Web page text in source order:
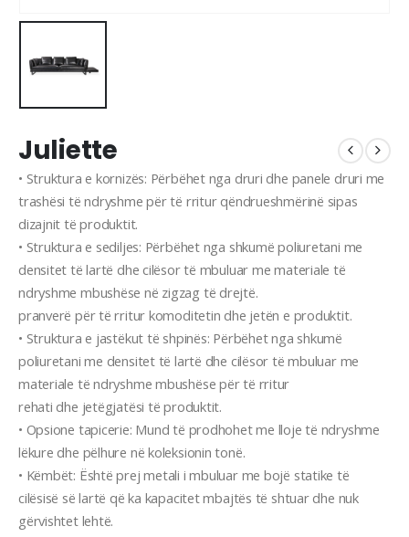
Juliette
• Struktura e kornizës: Përbëhet nga druri dhe panele druri me
trashësi të ndryshme për të rritur qëndrueshmërinë sipas
dizajnit të produktit.
• Struktura e sediljes: Përbëhet nga shkumë poliuretani me
densitet të lartë dhe cilësor të mbuluar me materiale të
ndryshme mbushëse në zigzag të drejtë.
pranverë për të rritur komoditetin dhe jetën e produktit.
• Struktura e jastëkut të shpinës: Përbëhet nga shkumë
poliuretani me densitet të lartë dhe cilësor të mbuluar me
materiale të ndryshme mbushëse për të rritur
rehati dhe jetëgjatësi të produktit.
• Opsione tapicerie: Mund të prodhohet me lloje të ndryshme
lëkure dhe pëlhure në koleksionin tonë.
• Këmbët: Është prej metali i mbuluar me bojë statike të
cilësisë së lartë që ka kapacitet mbajtës të shtuar dhe nuk
gërvishtet lehtë.